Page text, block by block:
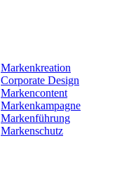
Markenkreation
Corporate Design
Markencontent
Markenkampagne
Markenführung
Markenschutz